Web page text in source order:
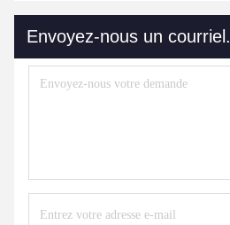
Envoyez-nous un courriel.